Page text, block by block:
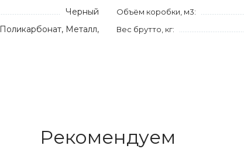
Черный
Поликарбонат, Металл,
Объём коробки, м3:
Вес брутто, кг:
Рекомендуем